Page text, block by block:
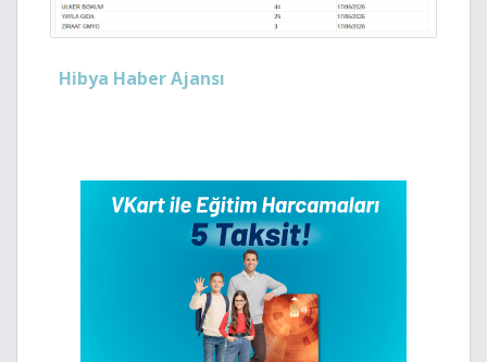
Hibya Haber Ajansı